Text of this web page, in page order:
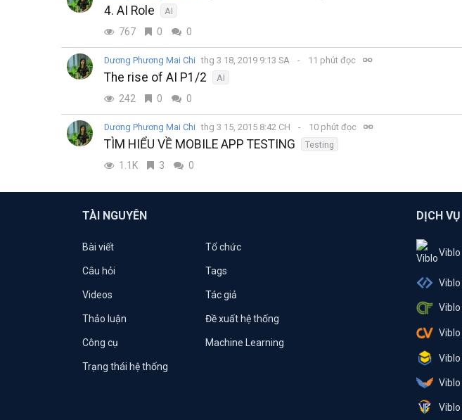
4. AI Role AI
767 0 0
Dương Phương Mai Chi thg 3 18, 2019 9:13 SA 11 phút đọc
The rise of AI P1/2 AI
242 0 0
Dương Phương Mai Chi thg 3 15, 2015 8:42 CH 10 phút đọc
TÌM HIỂU VỀ MOBILE APP TESTING Testing
1.1K 3 0
TÀI NGUYÊN
Bài viết Tổ chức
Câu hỏi Tags
Videos Tác giả
Thảo luận Đề xuất hệ thống
Công cụ Machine Learning
Trạng thái hệ thống
DỊCH VỤ
Viblo
Viblo
Viblo
Viblo